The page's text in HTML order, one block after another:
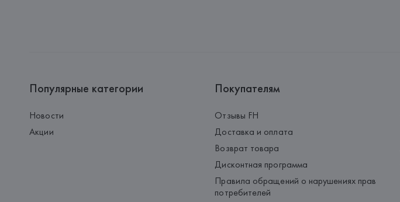
Популярные категории
Новости
Акции
Покупателям
Отзывы FH
Доставка и оплата
Возврат товара
Дисконтная программа
Правила обращений о нарушениях прав
потребителей